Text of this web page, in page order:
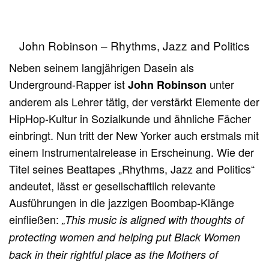
John Robinson – Rhythms, Jazz and Politics
Neben seinem langjährigen Dasein als
Underground-Rapper istJohn Robinson unter
anderem als Lehrer tätig, der verstärkt Elemente der
HipHop-Kultur in Sozialkunde und ähnliche Fächer
einbringt. Nun tritt der New Yorker auch erstmals mit
einem Instrumentalrelease in Erscheinung. Wie der
Titel seines Beattapes „Rhythms, Jazz and Politics“
andeutet, lässt er gesellschaftlich relevante
Ausführungen in die jazzigen Boombap-Klänge
einfließen:„This music is aligned with thoughts of
protecting women and helping put Black Women
back in their rightful place as the Mothers of